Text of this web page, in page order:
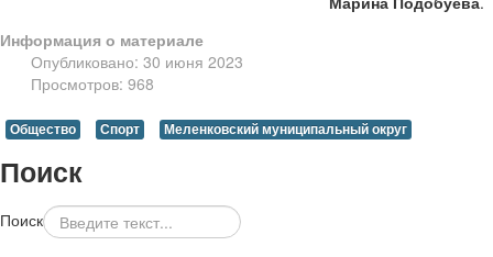
Информация о материале
Опубликовано: 30 июня 2023
Просмотров: 968
Общество Спорт Меленковский муниципальный округ
Поиск
Поиск